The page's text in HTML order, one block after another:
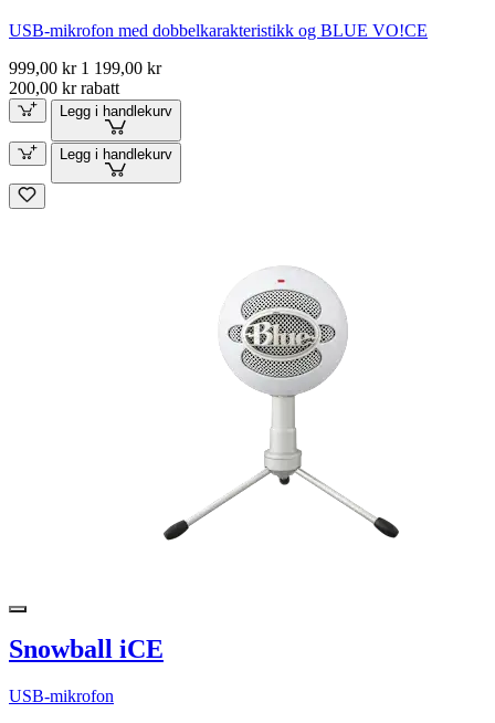
USB-mikrofon med dobbelkarakteristikk og BLUE VO!CE
999,00 kr 1 199,00 kr
200,00 kr rabatt
Legg i handlekurv
Legg i handlekurv
Snowball iCE
USB-mikrofon